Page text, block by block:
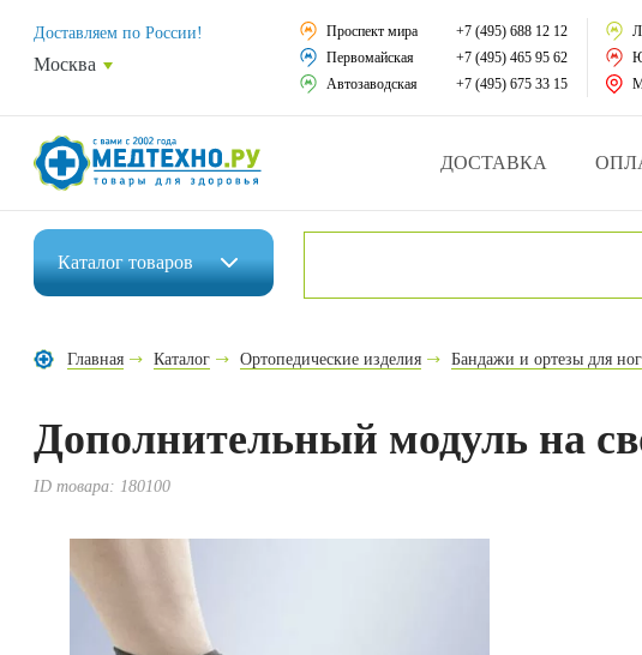
Средства реабилитации
Средства по уходу за
Домашняя медтехника
Уникальные и полезные
Доставляем по России!
Москва
Проспект мира
+7 (495) 688 12 12
Первомайская
+7 (495) 465 95 62
Автозаводская
+7 (495) 675 33 15
ДОСТАВКА
Каталогтоваров
Средства по уходу за больными
Ортопедические изделия
Ортопедические матрасы и подушки
Домашняя медтехника
Экология дома
Главная Каталог Ортопедические изделия Бандажи и ортезы для ног
Дополнительный модуль на
ID товара: 180100